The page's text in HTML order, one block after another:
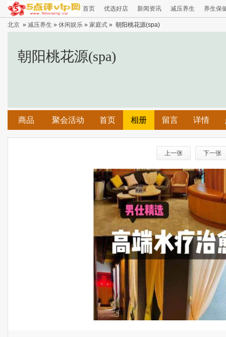
首页 优选好店 新闻资讯 减压养生 养生保
北京 » 减压养生 » 休闲娱乐 » 家庭式 » 朝阳桃花源(spa)
朝阳桃花源(spa)
商品 聚会活动 首页 相册 留言 详情
上一张 下一张